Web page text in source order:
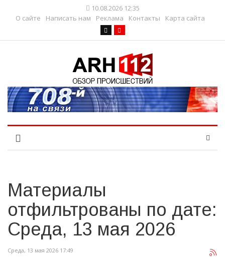
10.08.2026 12:35
О сайте
Написать нам Реклама Контакты Карта сайта
Материалы
отфильтрованы по дате:
Среда, 13 мая 2026
Среда, 13 мая 2026 17:49